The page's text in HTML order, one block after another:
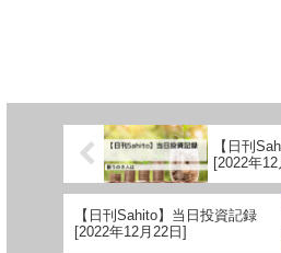
【日刊
[2022年
【日刊Sahito】当日投資記録
[2022年12月22日]